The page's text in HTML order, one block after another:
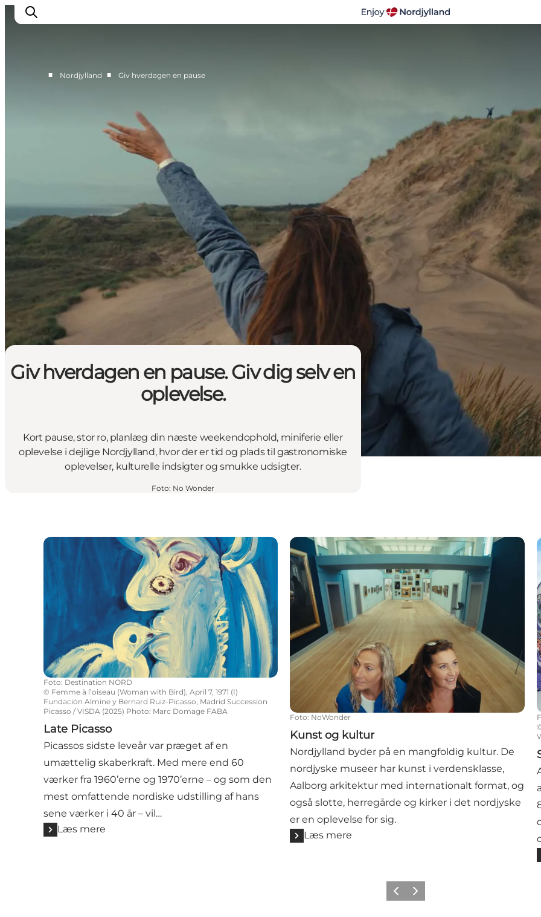
Planlæg din tur
Byer og steder
■ Nordjylland ■ Giv hverdagen en pause
Giv hverdagen en pause. Giv dig selv en
oplevelse.
Kort pause, stor ro, planlæg din næste weekendophold, miniferie eller
oplevelse i dejlige Nordjylland, hvor der er tid og plads til gastronomiske
oplevelser, kulturelle indsigter og smukke udsigter.
Foto: No Wonder
Late Picasso
Foto: Destination NORD
© Femme à l’oiseau (Woman with Bird), April 7, 1971 (I)
Fundación Almine y Bernard Ruiz-Picasso, Madrid Succession
Picasso / VISDA (2025) Photo: Marc Domage FABA
Late Picasso
Picassos sidste leveår var præget af en
umættelig skaberkraft. Med mere end 60
værker fra 1960’erne og 1970’erne – og som den
mest omfattende nordiske udstilling af hans
sene værker i 40 år – vil…
Læs mere
Kunst og kultur
Foto: NoWonder
Kunst og kultur
Nordjylland byder på en mangfoldig kultur. De
nordjyske museer har kunst i verdensklasse,
Aalborg arkitektur med internationalt format, og
også slotte, herregårde og kirker i det nordjyske
er en oplevelse for sig.
Læs mere
ForrigeNæste